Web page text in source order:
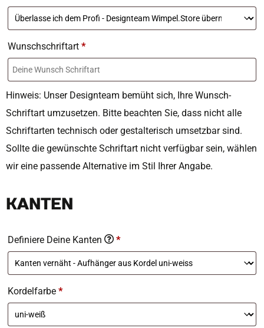
Wunschschriftart *
Hinweis: Unser Designteam bemüht sich, Ihre Wunsch-
Schriftart umzusetzen. Bitte beachten Sie, dass nicht alle
Schriftarten technisch oder gestalterisch umsetzbar sind.
Sollte die gewünschte Schriftart nicht verfügbar sein, wählen
wir eine passende Alternative im Stil Ihrer Angabe.
KANTEN
Definiere Deine Kanten *
Kordelfarbe *